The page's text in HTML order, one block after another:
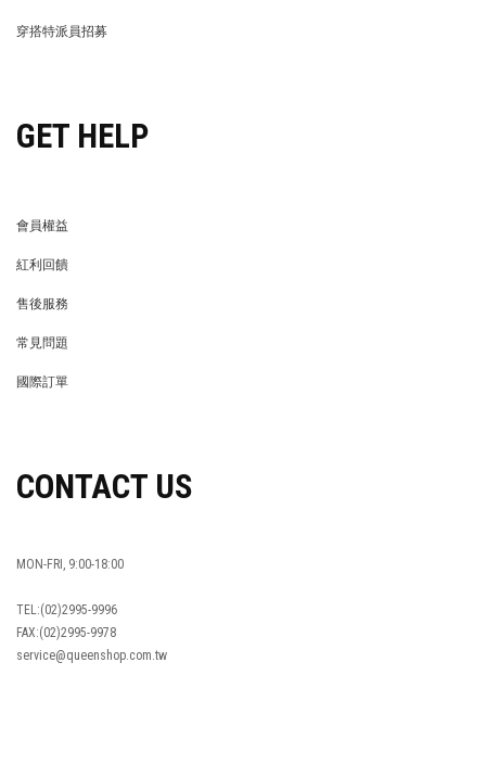
穿搭特派員招募
GET HELP
會員權益
紅利回饋
售後服務
常見問題
國際訂單
CONTACT US
MON-FRI, 9:00-18:00
TEL:(02)2995-9996
FAX:(02)2995-9978
service@queenshop.com.tw